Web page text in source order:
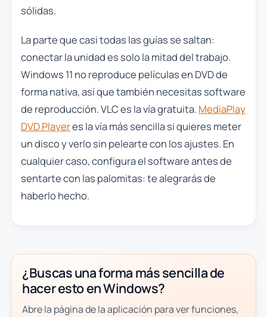
sólidas.
La parte que casi todas las guías se saltan:
conectar la unidad es solo la mitad del trabajo.
Windows 11 no reproduce películas en DVD de
forma nativa, así que también necesitas software
de reproducción. VLC es la vía gratuita. MediaPlay
DVD Playeres la vía más sencilla si quieres meter
un disco y verlo sin pelearte con los ajustes. En
cualquier caso, configura el software antes de
sentarte con las palomitas: te alegrarás de
haberlo hecho.
¿Buscas una forma más sencilla de
hacer esto en Windows?
Abre la página de la aplicación para ver funciones,